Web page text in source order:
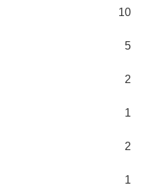
10
5
2
1
2
1